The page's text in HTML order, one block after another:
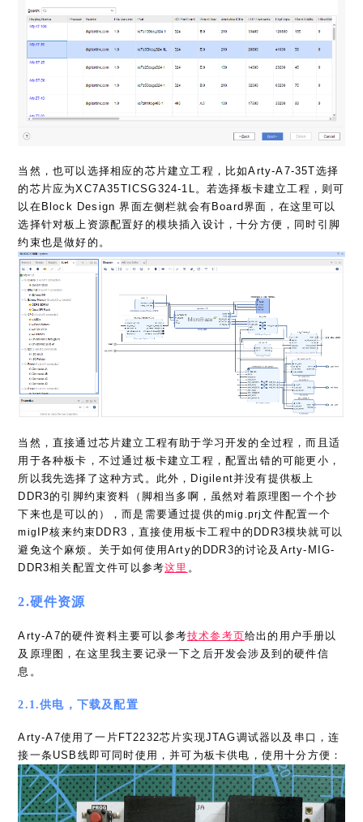
当然，也可以选择相应的芯片建立工程，比如Arty-A7-35T选择
的芯片应为XC7A35TICSG324-1L。若选择板卡建立工程，则可
以在Block Design 界面左侧栏就会有Board界面，在这里可以
选择针对板上资源配置好的模块插入设计，十分方便，同时引脚
约束也是做好的。
当然，直接通过芯片建立工程有助于学习开发的全过程，而且适
用于各种板卡，不过通过板卡建立工程，配置出错的可能更小，
所以我先选择了这种方式。此外，Digilent并没有提供板上
DDR3的引脚约束资料（脚相当多啊，虽然对着原理图一个个抄
下来也是可以的），而是需要通过提供的mig.prj文件配置一个
mig
IP核来约束DDR3，直接使用板卡工程中的DDR3模块就可以
避免这个麻烦。关于如何使用Arty的DDR3的讨论及Arty-MIG-
DDR3相关配置文件可以参考这里 。
2.硬件资源
Arty-A7的硬件资料主要可以参考技术参考页给出的用户手册以
及原理图，在这里我主要记录一下之后开发会涉及到的硬件信
息。
2.1.供电，下载及配置
Arty-A7使用了一片FT2232芯片实现JTAG调试器以及串口，连
接一条USB线即可同时使用，并可为板卡供电，使用十分方便：